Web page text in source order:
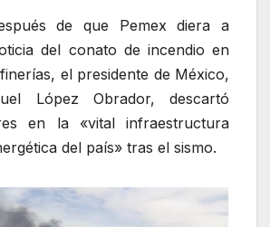
de que Pemex diera a
del conato de incendio en
el presidente de México,
López Obrador, descartó
en la «vital infraestructura
del país» tras el sismo.